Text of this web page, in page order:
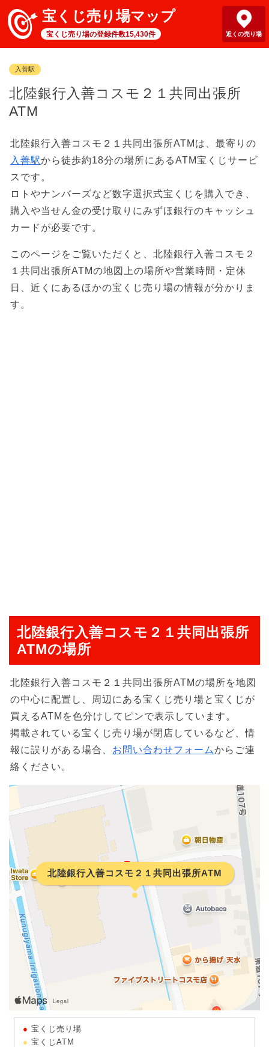
宝くじ売り場マップ
宝くじ売り場の登録件数15,430件 近くの売り場
入善駅
北陸銀行入善コスモ２１共同出張所
ATM
北陸銀行入善コスモ２１共同出張所ATMは、最寄りの
入善駅から徒歩約18分の場所にあるATM宝くじサービ
スです。
ロトやナンバーズなど数字選択式宝くじを購入でき、
購入や当せん金の受け取りにみずほ銀行のキャッシュ
カードが必要です。
このページをご覧いただくと、北陸銀行入善コスモ２
１共同出張所ATMの地図上の場所や営業時間・定休
日、近くにあるほかの宝くじ売り場の情報が分かりま
す。
北陸銀行入善コスモ２１共同出張所
ATMの場所
北陸銀行入善コスモ２１共同出張所ATMの場所を地図
の中心に配置し、周辺にある宝くじ売り場と宝くじが
買えるATMを色分けしてピンで表示しています。
掲載されている宝くじ売り場が閉店しているなど、情
報に誤りがある場合、 お問い合わせフォームからご連
絡ください。
北陸銀行入善コスモ２１共同出張所ATM
宝くじ売り場
宝くじATM